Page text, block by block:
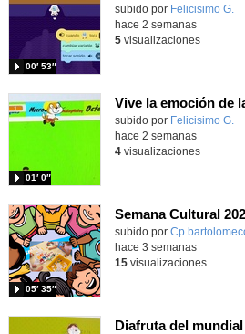
Contenido educativo.
subido por Felicisimo G.
00′ 53″
hace 2 semanas
5visualizaciones
Contenido educativo.
subido por Felicisimo G.
01′ 0″
hace 2 semanas
4visualizaciones
Semana Cultural
Contenido educativo.
subido por Cp
05′ 35″
hace 3 semanas
15visualizaciones